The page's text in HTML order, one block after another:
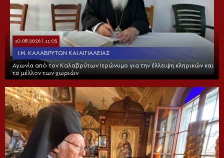
10.08.2026 | 11:05
Ι.Μ. ΚΑΛΑΒΡΎΤΩΝ ΚΑΙ ΑΙΓΙΑΛΕΊΑΣ
Αγωνία από τον Καλαβρύτων Ιερώνυμο για την έλλειψη κληρικών και
το μέλλον των χωριών